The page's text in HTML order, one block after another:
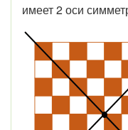
имеет 2 оси